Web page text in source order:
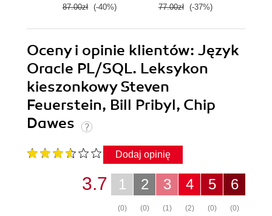
87.00zł (-40%) 77.00zł (-37%)
Oceny i opinie klientów: Język
Oracle PL/SQL. Leksykon
kieszonkowy Steven
Feuerstein, Bill Pribyl, Chip
Dawes
Dodaj opinię
6
(0)
5
(0)
4
(2)
3
(1)
2
(0)
1
(0)
3.7